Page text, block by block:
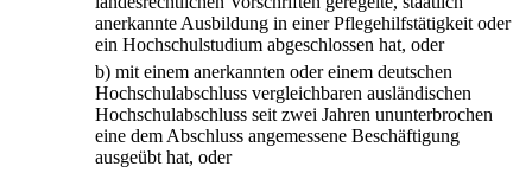
anerkannte Ausbildung in einer Pflegehilfstätigkeit oder
ein Hochschulstudium abgeschlossen hat, oder
b) mit einem anerkannten oder einem deutschen
Hochschulabschluss vergleichbaren ausländischen
Hochschulabschluss seit zwei Jahren ununterbrochen
eine dem Abschluss angemessene Beschäftigung
ausgeübt hat, oder